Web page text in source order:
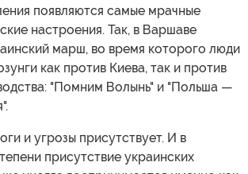
появляются самые мрачные
настроения. Так, в Варшаве
марш, во время которого люди
как против Киева, так и против
"Помним Волынь" и "Польша —
и угрозы присутствует. И в
присутствие украинских